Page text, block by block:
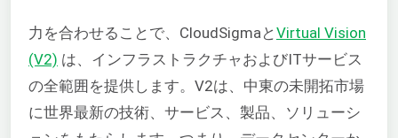
力を合わせることで、CloudSigmaとVirtual Vision
(V2) は、インフラストラクチャおよびITサービス
の全範囲を提供します。V2は、中東の未開拓市場
に世界最新の技術、サービス、製品、ソリューシ